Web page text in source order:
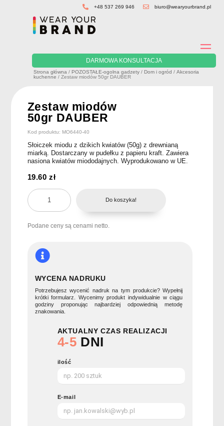
+48 537 269 946 biuro@wearyourbrand.pl
DARMOWA KONSULTACJA
Strona główna / POZOSTAŁE-ogolna gadzety / Dom i ogród /Akcesoria
kuchenne / Zestaw miodów 50gr DAUBER
Zestaw miodów
50gr DAUBER
Kod produktu: MO6440-40
Słoiczek miodu z dzikich kwiatów (50g) z drewnianą
miarką. Dostarczany w pudełku z papieru kraft. Zawiera
nasiona kwiatów miododajnych. Wyprodukowano w UE.
19.60zł
ilość
Zestaw
miodów
50gr
Do koszyka!
Podane ceny są cenami netto.
WYCENA NADRUKU
Potrzebujesz wycenić nadruk na tym produkcie? Wypełnij
krótki formularz. Wycenimy produkt indywidualnie w ciągu
godziny proponując najbardziej odpowiednią metodę
znakowania.
AKTUALNY CZAS REALIZACJI
4-5 DNI
ilość
E-mail